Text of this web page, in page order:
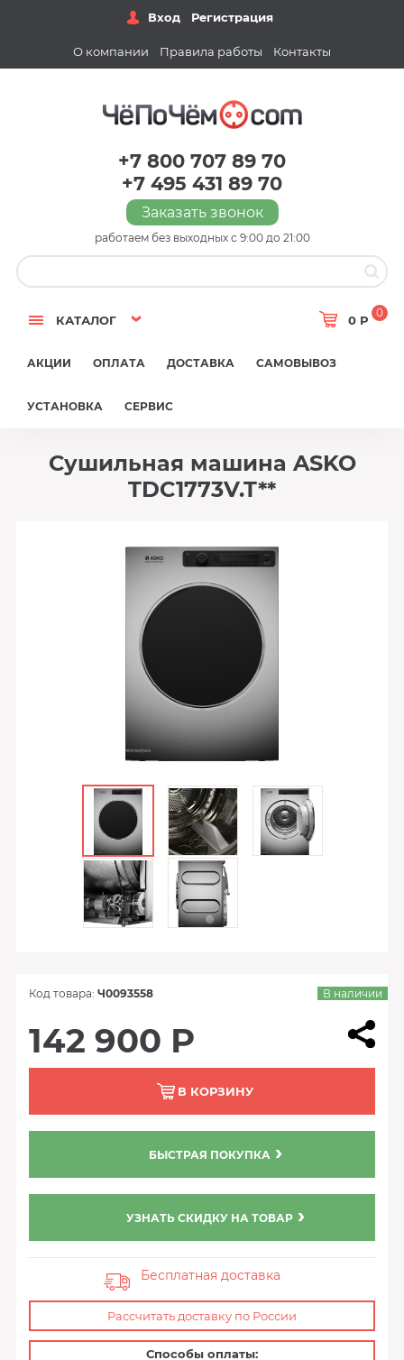
Вход Регистрация
О компании Правила работы Контакты
+7 800 707 89 70
+7 495 431 89 70
Заказать звонок
работаем без выходных с 9:00 до 21:00
КАТАЛОГ 0 Р
0
АКЦИИ ОПЛАТА ДОСТАВКА САМОВЫВОЗ
УСТАНОВКА СЕРВИС
Сушильная машина ASKO
TDC1773V.T**
Код товара: Ч0093558 В наличии
142 900 Р
В КОРЗИНУ
БЫСТРАЯ ПОКУПКА
УЗНАТЬ СКИДКУ НА ТОВАР
Бесплатная доставка
Рассчитать доставку по России
Способы оплаты: